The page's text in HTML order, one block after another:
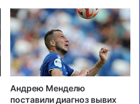
Андрею Менделю
поставили диагноз вывих